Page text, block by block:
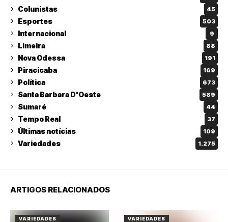
Colunistas 45
Esportes 503
Internacional 9
Limeira 88
Nova Odessa 191
Piracicaba 169
Política 673
Santa Barbara D'Oeste 589
Sumaré 44
Tempo Real 37
Últimas notícias 109
Variedades 1.275
ARTIGOS RELACIONADOS
VARIEDADES VARIEDADES